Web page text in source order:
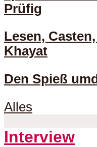
Prüfig
Lesen,
Khayat
Den Spieß
Alles
Interview